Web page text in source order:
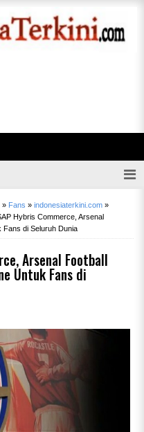
» Fans » indonesiaterkini.com »
Hybris Commerce, Arsenal
Fans di Seluruh Dunia
Arsenal Football
Untuk Fans di